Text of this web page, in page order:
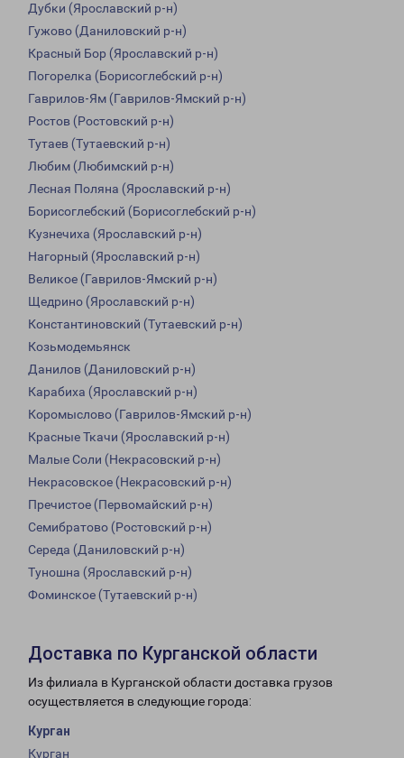
Дубки (Ярославский р-н)
Гужово (Даниловский р-н)
Красный Бор (Ярославский р-н)
Погорелка (Борисоглебский р-н)
Гаврилов-Ям (Гаврилов-Ямский р-н)
Ростов (Ростовский р-н)
Тутаев (Тутаевский р-н)
Любим (Любимский р-н)
Лесная Поляна (Ярославский р-н)
Борисоглебский (Борисоглебский р-н)
Кузнечиха (Ярославский р-н)
Нагорный (Ярославский р-н)
Великое (Гаврилов-Ямский р-н)
Щедрино (Ярославский р-н)
Константиновский (Тутаевский р-н)
Козьмодемьянск
Данилов (Даниловский р-н)
Карабиха (Ярославский р-н)
Коромыслово (Гаврилов-Ямский р-н)
Красные Ткачи (Ярославский р-н)
Малые Соли (Некрасовский р-н)
Некрасовское (Некрасовский р-н)
Пречистое (Первомайский р-н)
Семибратово (Ростовский р-н)
Середа (Даниловский р-н)
Туношна (Ярославский р-н)
Фоминское (Тутаевский р-н)
Доставка по Курганской области
Из филиала в Курганской области доставка грузов
осуществляется в следующие города:
Курган
Курган